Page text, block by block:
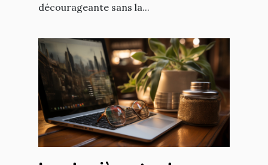
décourageante sans la...